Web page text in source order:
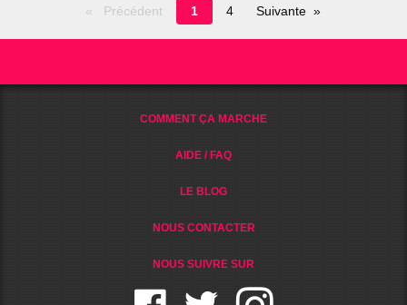
Précédent
Page
en
1 4 Suivante
COMMENT ÇA MARCHE
AIDE / FAQ
LE BLOG
NOUS CONTACTER
NOUS SUIVRE SUR